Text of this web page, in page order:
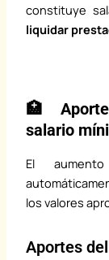
constituye
liquidar
🏥
salario
El
los valores
Aportes